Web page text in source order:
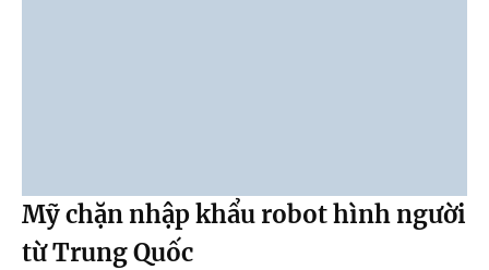
Mỹ chặn nhập khẩu robot hình người
từ Trung Quốc